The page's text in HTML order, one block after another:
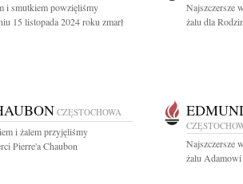
i smutkiem powzięliśmy
15 listopada 2024 roku zmarł
Najszczersze
żalu dla
CZĘSTOCHOWA
i żalem przyjęliśmy
Pierre'a Chaubon
Najszczersze
żalu